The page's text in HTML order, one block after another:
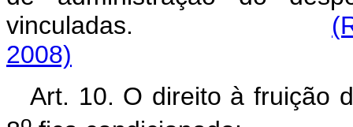
vinculadas.
2008)
Art. 10. O direito à fruição